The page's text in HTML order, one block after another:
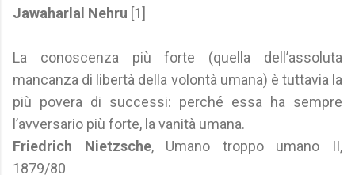
Jawaharlal Nehru [1]
La conoscenza più forte (quella dell’assoluta
mancanza di libertà della volontà umana) è tuttavia la
più povera di successi: perché essa ha sempre
l’avversario più forte, la vanità umana.
Friedrich Nietzsche, Umano troppo umano II,
1879/80